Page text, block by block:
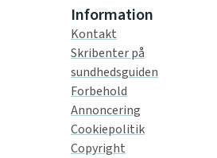
Information
Kontakt
Skribenter på
sundhedsguiden
Forbehold
Annoncering
Cookiepolitik
Copyright